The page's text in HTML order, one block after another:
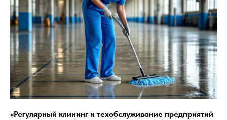
«Регулярный клининг и техобслуживание предприятий